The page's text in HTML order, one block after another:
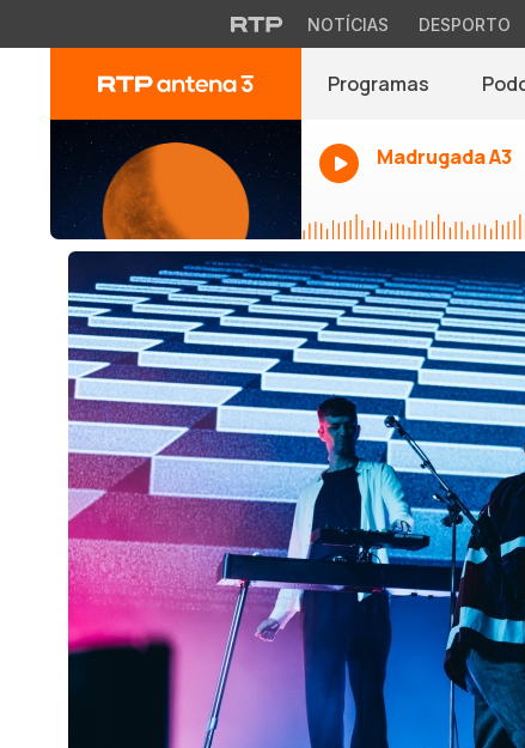
NOTÍCIAS DESPORTO
Programas
Madrugada A3